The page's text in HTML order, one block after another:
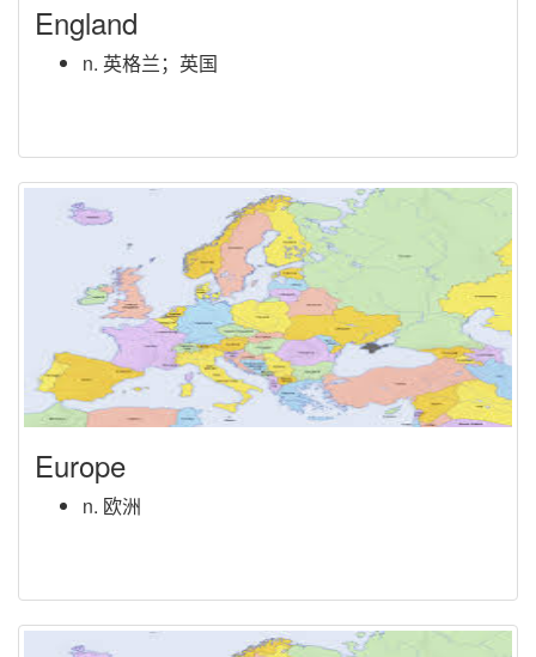
England
n. 英格兰；英国
Europe
n. 欧洲